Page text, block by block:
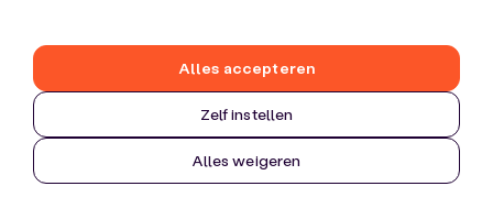
Zelf instellen
Alles weigeren
Alles accepteren